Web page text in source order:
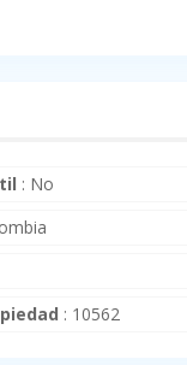
: No
: 10562